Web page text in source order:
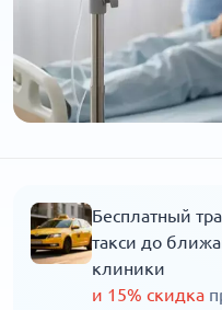
Бесплатный
такси до
клиники
и 15% скидка